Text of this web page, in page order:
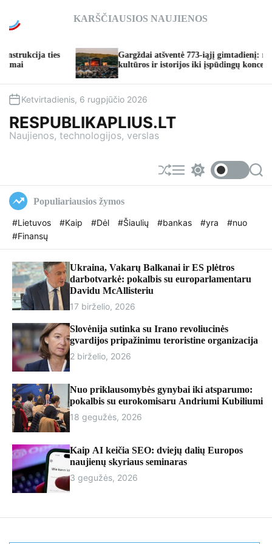
c
KARŠČIAUSIOS NAUJIENOS
Gargždai atšventė 773-iąjį gimtadienį: nuo
kultūros ir istorijos iki įspūdingų koncertų
Ketvirtadienis, 6 rugpjūčio 2026
RESPUBLIKAPLIUS.LT
Naujienos, technologijos, verslas
S
h
l
M
e w
h
o
o
r
S
e
Populiariausios žymos
#Lietuvos #Kaip #Dėl #Šiaulių #bankas #yra
#nuo
#Finansų
Ukraina, Vakarų Balkanai ir ES plėtros
darbotvarkė: pokalbis su europarlamentaru
Davidu McAllisteriu
17 birželio, 2026
Slovėnija sutinka su Irano revoliucinės
gvardijos pripažinimu teroristine organizacija
2 birželio, 2026
Nuo priklausomybės gynybai iki atsparumo:
pokalbis su eurokomisaru Andriumi Kubiliumi
18 gegužės, 2026
Kaip AI keičia SEO: dviejų dalių Europos
naujienų skyriaus seminaras
3 gegužės, 2026